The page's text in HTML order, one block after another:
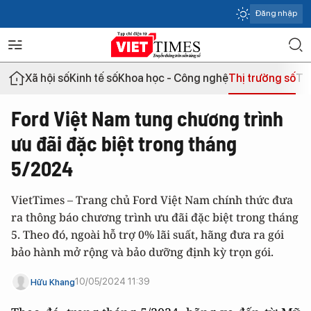
Đăng nhập
Xã hội sốKinh tế sốKhoa học - Công nghệThị trường số
Ford Việt Nam tung chương trình
ưu đãi đặc biệt trong tháng
5/2024
VietTimes – Trang chủ Ford Việt Nam chính thức đưa
ra thông báo chương trình ưu đãi đặc biệt trong tháng
5. Theo đó, ngoài hỗ trợ 0% lãi suất, hãng đưa ra gói
bảo hành mở rộng và bảo dưỡng định kỳ trọn gói.
Hữu Khang10/05/2024 11:39